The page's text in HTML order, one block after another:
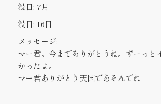
没日: 7月
没日: 16日
メッセージ:
マー君。今までありがとうね。ずーっと
かったよ。
マー君ありがとう天国であそんでね